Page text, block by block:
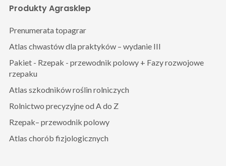
Produkty Agrasklep
Prenumerata topagrar
Atlas chwastów dla praktyków – wydanie III
Pakiet - Rzepak - przewodnik polowy + Fazy rozwojowe
rzepaku
Atlas szkodników roślin rolniczych
Rolnictwo precyzyjne od A do Z
Rzepak– przewodnik polowy
Atlas chorób fizjologicznych